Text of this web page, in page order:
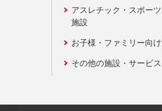
アスレチック・スポー
施設
お子様・ファミリー向
その他の施設・サービス